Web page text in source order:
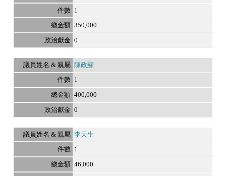
1
350,000
0
陳政顯
1
400,000
0
李天生
1
46,000